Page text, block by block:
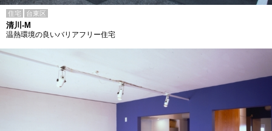
住宅 台東区
清川-M
温熱環境の良いバリアフリー住宅